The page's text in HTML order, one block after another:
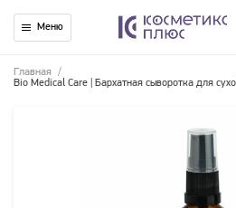
Меню
Главная
/
Bio Medical Care | Бархатная сыворотка для